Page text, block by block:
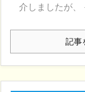
介しましたが、
記事